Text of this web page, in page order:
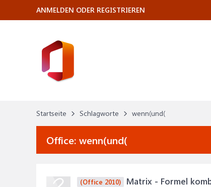
Startseite Schlagworte wenn(und(
Office: wenn(und(
(Office 2010) Matrix - Formel
ANMELDEN ODER REGISTRIEREN